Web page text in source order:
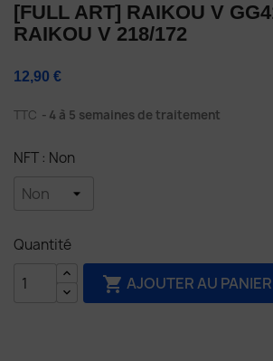
[FULL ART] RAIKOU V
RAIKOU V 218/172
12,90 €
TTC 4 à 5 semaines de traitement
NFT : Non
Quantité
 AJOUTER AU PANIER